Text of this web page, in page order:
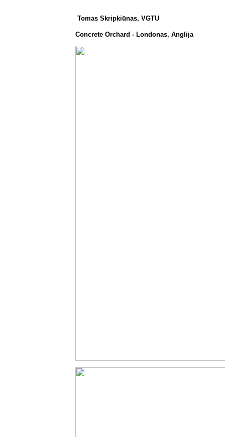
Tomas Skripkiūnas, VGTU
Concrete Orchard - Londonas, Anglija